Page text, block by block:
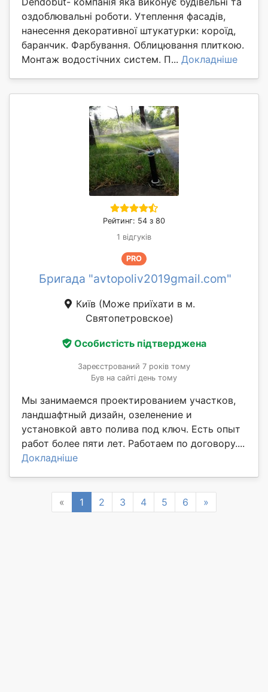
оздоблювальні роботи. Утеплення фасадів,
нанесення декоративної штукатурки: короїд,
баранчик. Фарбування. Облицювання плиткою.
Монтаж водостічних систем. П... Докладніше
Рейтинг: 54 з 80
1 відгуків
PRO
Бригада "avtopoliv2019gmail.com"
Київ (Може приїхати в м.
Святопетровское)
Особистість підтверджена
Зареєстрований 7 років тому
Був на сайті день тому
Мы занимаемся проектированием участков,
ландшафтный дизайн, озеленение и
установкой авто полива под ключ. Есть опыт
работ более пяти лет. Работаем по договору....
Докладніше
« Previous
1 2 3 4 5 6 »